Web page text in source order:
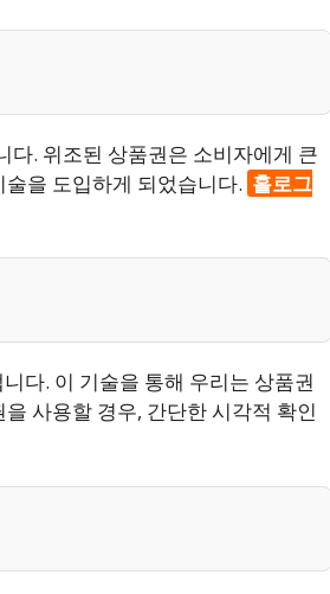
다. 위조된 상품권은 소비자에게 큰
을 도입하게 되었습니다. 홀로그
다. 이 기술을 통해 우리는 상품권
사용할 경우, 간단한 시각적 확인